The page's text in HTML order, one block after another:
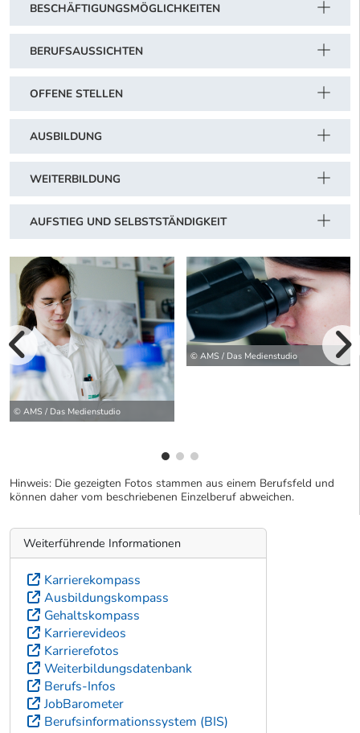
BESCHÄFTIGUNGSMÖGLICHKEITEN
BERUFSAUSSICHTEN
OFFENE STELLEN
AUSBILDUNG
WEITERBILDUNG
AUFSTIEG UND SELBSTSTÄNDIGKEIT
© AMS / Das Medienstudio
© AMS / Das Medienstudio
Hinweis: Die gezeigten Fotos stammen aus einem Berufsfeld und
können daher vom beschriebenen Einzelberuf abweichen.
Weiterführende Informationen
Karrierekompass
Ausbildungskompass
Gehaltskompass
Karrierevideos
Karrierefotos
Weiterbildungsdatenbank
Berufs-Infos
JobBarometer
Berufsinformationssystem (BIS)